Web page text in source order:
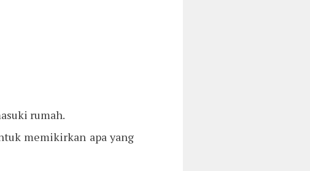
rumah.
memikirkan apa yang